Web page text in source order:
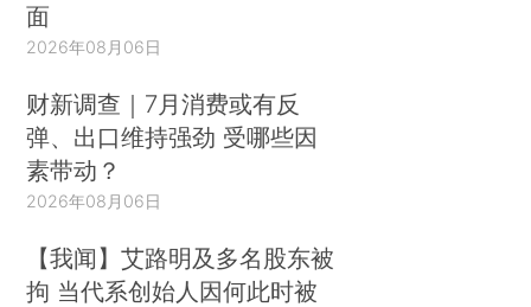
面
2026年08月06日
财新调查｜7月消费或有反
弹、出口维持强劲 受哪些因
素带动？
2026年08月06日
【我闻】艾路明及多名股东被
拘 当代系创始人因何此时被